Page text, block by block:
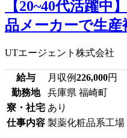
【20~40代活躍中
品メーカーで生産
UTエージェント株式会社
給与 月収例226,000円
勤務地
兵庫県 福崎町
寮・社宅 あり
仕事内容 製薬化粧品系工場